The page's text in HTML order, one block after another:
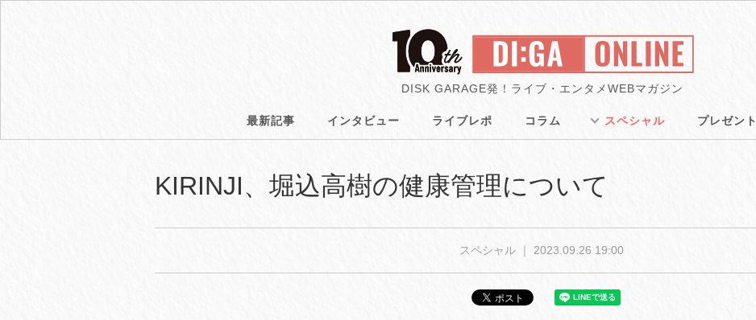
DISK GARAGE発！ライブ・エンタメWEBマガジン
最新記事 インタビュー ライブレポ コラム スペシャル プレゼント
KIRINJI、堀込高樹の健康管理について
スペシャル ｜ 2023.09.26 19:00